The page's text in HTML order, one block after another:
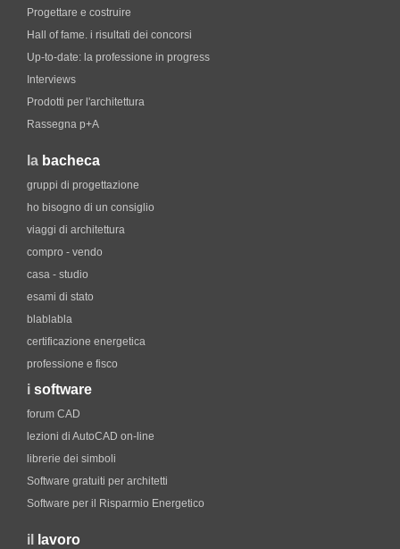
Progettare e costruire
Hall of fame. i risultati dei concorsi
Up-to-date: la professione in progress
Interviews
Prodotti per l'architettura
Rassegna p+A
la bacheca
gruppi di progettazione
ho bisogno di un consiglio
viaggi di architettura
compro - vendo
casa - studio
esami di stato
blablabla
certificazione energetica
professione e fisco
i software
forum CAD
lezioni di AutoCAD on-line
librerie dei simboli
Software gratuiti per architetti
Software per il Risparmio Energetico
il lavoro